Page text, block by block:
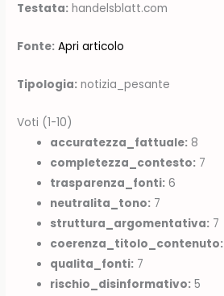
Testata: handelsblatt.com
Fonte: Apri articolo
Tipologia: notizia_pesante
Voti (1-10)
accuratezza_fattuale: 8
completezza_contesto: 7
trasparenza_fonti: 6
neutralita_tono: 7
struttura_argomentativa: 7
coerenza_titolo_contenuto:
qualita_fonti: 7
rischio_disinformativo: 5